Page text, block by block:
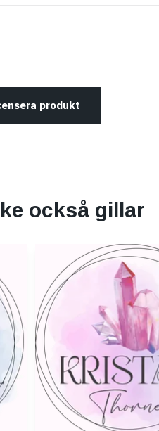
produkt
också gillar